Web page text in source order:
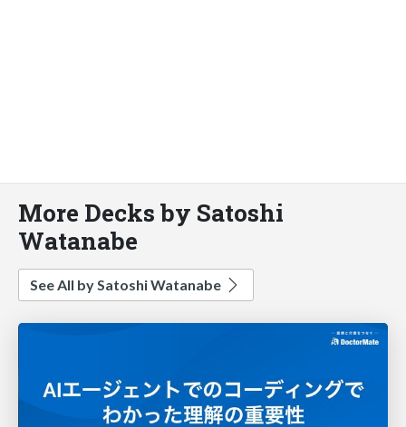
More Decks by Satoshi
Watanabe
See All by Satoshi Watanabe